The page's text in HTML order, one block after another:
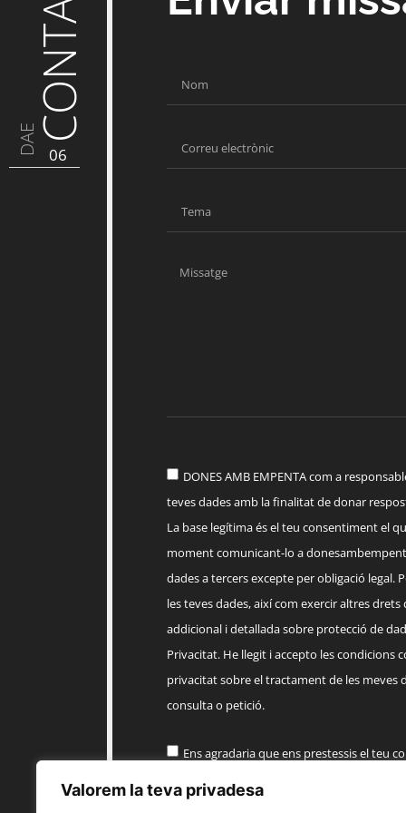
Valorem la teva privadesa
DAE 06
DONES AMB EMPENTA com a
teves dades amb la finalitat de donar
La base legítima és el teu consentiment el
moment comunicant-lo a
dades a tercers excepte per obligació legal.
les teves dades, així com exercir altres
addicional i detallada sobre protecció de
Privacitat. He llegit i accepto les condicions
privacitat sobre el tractament de les meves
consulta o petició.
Ens agradaria que ens prestessis el teu
informació comercial sobre els productes,
EMPENTA